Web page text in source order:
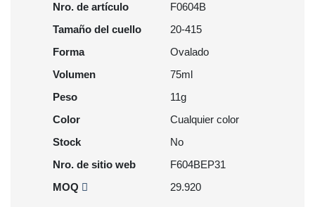
Nro. de artículo
F0604B
Tamaño del cuello
20-415
Forma
Ovalado
Volumen
75ml
Peso
11g
Color
Cualquier color
Stock
No
Nro. de sitio web
F604BEP31
MOQ
29.920